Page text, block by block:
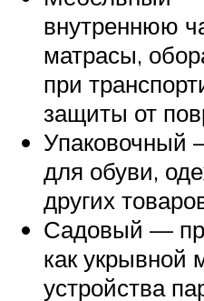
внутреннюю
матрасы,
при
защиты от
Упаковочный
для обуви,
других
Садовый —
как укрывной
устройства